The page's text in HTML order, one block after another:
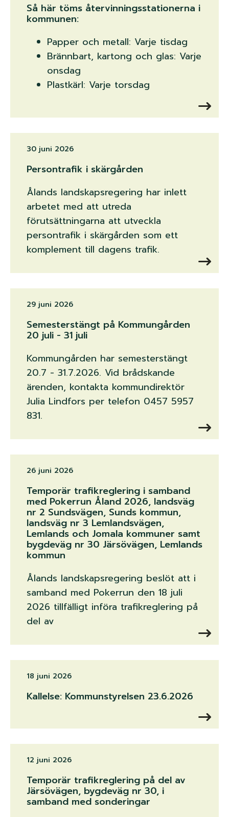
Så här töms återvinningsstationerna i
kommunen:
Papper och metall: Varje tisdag
Brännbart, kartong och glas: Varje
onsdag
Plastkärl: Varje torsdag
30 juni 2026
Persontrafik i skärgården
Ålands landskapsregering har inlett
arbetet med att utreda
förutsättningarna att utveckla
persontrafik i skärgården som ett
komplement till dagens trafik.
29 juni 2026
Semesterstängt på Kommungården
20 juli - 31 juli
Kommungården har semesterstängt
20.7 - 31.7.2026. Vid brådskande
ärenden, kontakta kommundirektör
Julia Lindfors per telefon 0457 5957
831.
26 juni 2026
Temporär trafikreglering i samband
med Pokerrun Åland 2026, landsväg
nr 2 Sundsvägen, Sunds kommun,
landsväg nr 3 Lemlandsvägen,
Lemlands och Jomala kommuner samt
bygdeväg nr 30 Järsövägen, Lemlands
kommun
Ålands landskapsregering beslöt att i
samband med Pokerrun den 18 juli
2026 tillfälligt införa trafikreglering på
del av
18 juni 2026
Kallelse: Kommunstyrelsen 23.6.2026
12 juni 2026
Temporär trafikreglering på del av
Järsövägen, bygdeväg nr 30, i
samband med sonderingar